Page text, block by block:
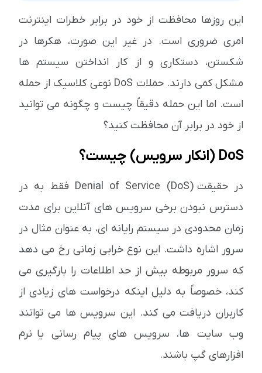
این روزها محافظت از خود در برابر خطرات اینترنت
امری ضروری است. در غیر این صورت، هکرها در
شکستن، دستکاری و از کار انداختن سیستم ها
مشکل کمی دارند. حملات DoS نوعی کلاسیک از حمله
است. اما این حمله دقیقاً چیست و چگونه می توانید
از خود در برابر آن محافظت کنید؟
DoS (انکار سرویس) چیست؟
در حقیقت Denial of Service (DoS) فقط به در
دسترس نبودن برخی سرویس های آنلاین برای مدت
زمان محدودی در سیستم رایانه ای، به عنوان مثال در
سرور اشاره داشت. این نوع خرابی زمانی رخ می دهد
که سرور مربوطه بیش از حد اطلاعات را بارگیری می
کند، خصوصاً به دلیل اینکه درخواست های زیادی از
کاربران دریافت می کند. این سرویس ها می توانند
وب سایت ها، سرویس های پیام رسانی یا نرم
افزارهای گپ باشند.